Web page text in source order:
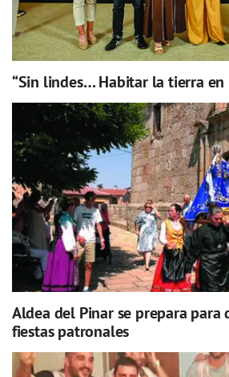
“Sin lindes… Habitar la tierra
Aldea del Pinar se prepara para
fiestas patronales